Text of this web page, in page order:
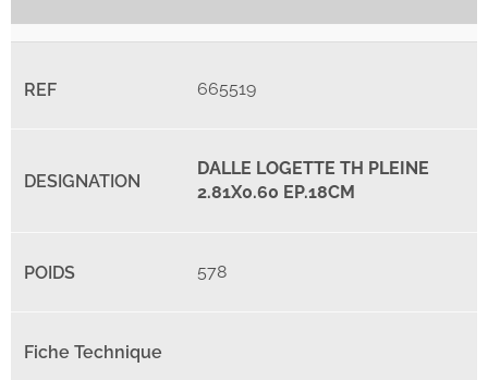
665519
DALLE LOGETTE TH PLEINE
2.81X0.60 EP.18CM
578